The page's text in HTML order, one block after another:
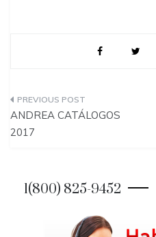
P
o
ANDREA CATÁLOGOS
2017
1(800) 825-9452